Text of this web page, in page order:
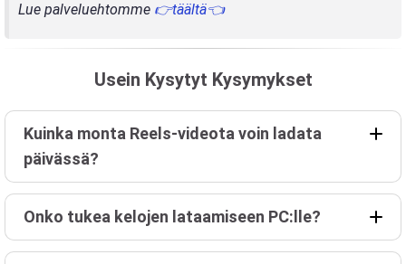
Lue palveluehtomme 👉täältä👈
Usein Kysytyt Kysymykset
Kuinka monta Reels-videota voin ladata
päivässä?
Onko tukea kelojen lataamiseen PC:lle?